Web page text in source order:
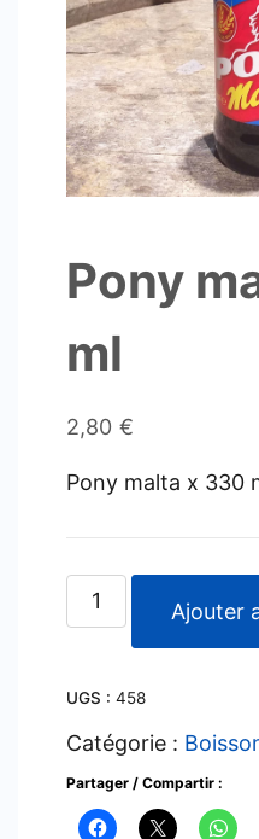
Pony
ml
2,80 €
Pony malta x 330
quantité
de
malta
x
330
ml
Ajouter
UGS : 458
Catégorie :
Partager / Compartir :